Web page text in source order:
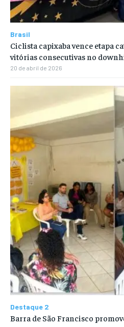
Brasil
Ciclista capixaba vence etapa
vitórias consecutivas no
20 de abril de 2026
Destaque 2
Barra de São Francisco